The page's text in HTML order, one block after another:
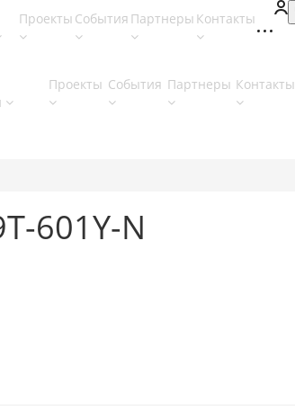
Проекты События Партнеры Контакты
Проекты События Партнеры Контакты
601Y-N